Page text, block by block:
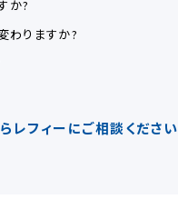
か?
わりますか?
レフィーにご相談ください